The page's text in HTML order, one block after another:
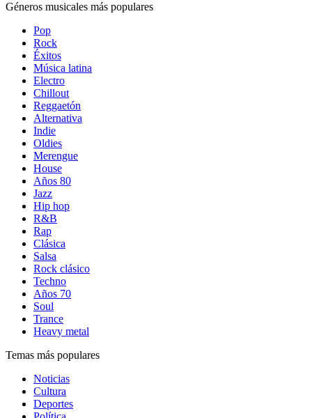
Géneros musicales más populares
Pop
Rock
Éxitos
Música latina
Electro
Chillout
Reggaetón
Alternativa
Indie
Oldies
Merengue
House
Años 80
Jazz
Hip hop
R&B
Rap
Clásica
Salsa
Rock clásico
Techno
Años 70
Soul
Trance
Heavy metal
Temas más populares
Noticias
Cultura
Deportes